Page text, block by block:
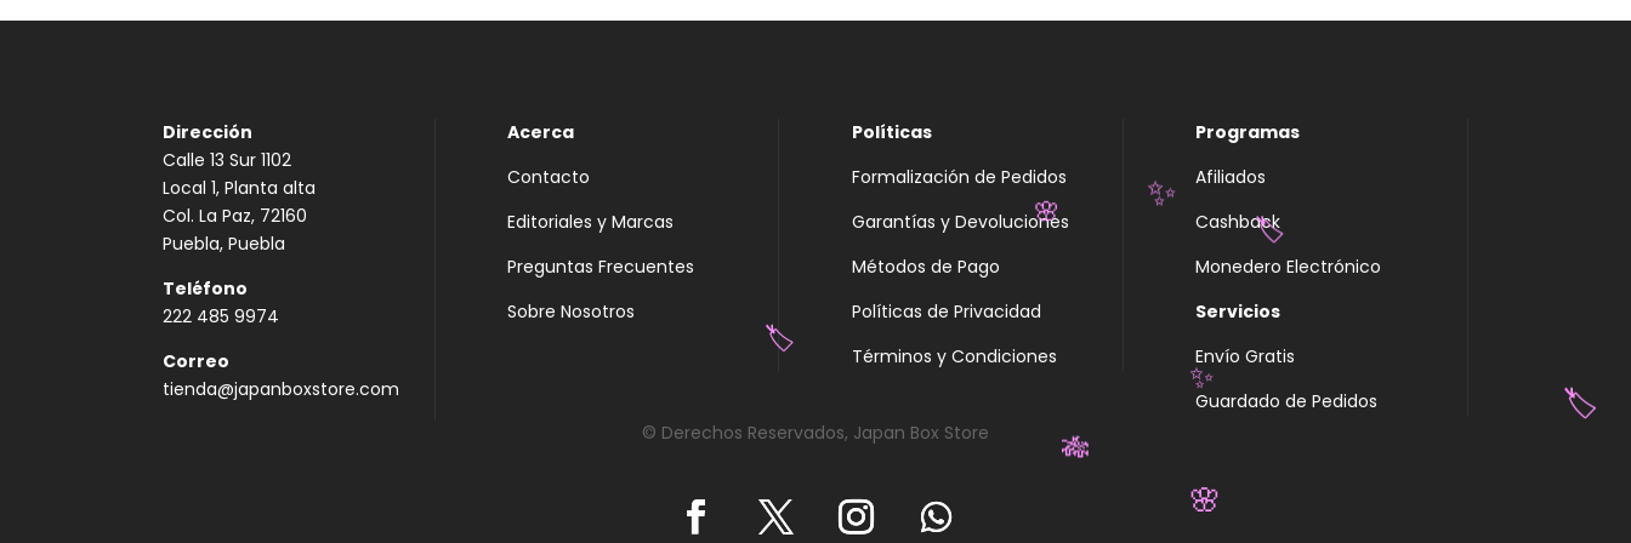
Dirección
Calle 13 Sur 1102
Local 1, Planta alta
Col. La Paz, 72160
Puebla, Puebla
Teléfono
222 485 9974
Correo
tienda@japanboxstore.com
Acerca
Contacto
Editoriales y Marcas
Preguntas Frecuentes
Sobre Nosotros
Políticas
Formalización de Pedidos
Garantías y Devoluciones
Métodos de Pago
Políticas de Privacidad
Términos y Condiciones
Programas
Afiliados
Cashback
Monedero Electrónico
Servicios
Envío Gratis
Guardado de Pedidos
© Derechos Reservados, Japan Box Store
✨
🏷️